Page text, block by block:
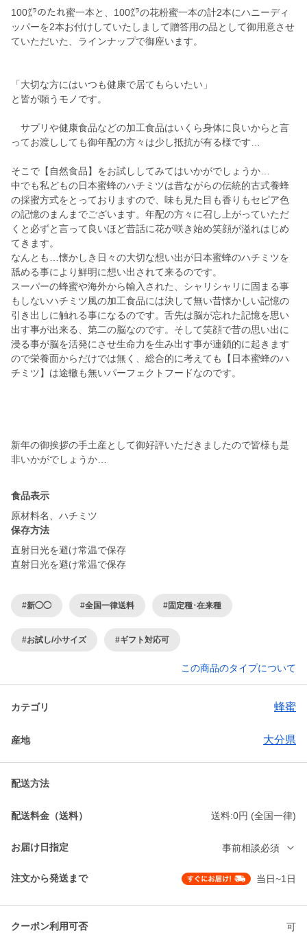
100㌘のたれ蜜一本と、100㌘の花粉蜜一本の計2本にハニーディ
ッパーを2本お付けしていたしまして贈答用の品として御用意させ
ていただいた、ラインナップで御座います。
「大切な方にはいつも健康で居てもらいたい」
と皆が願うモノです。
サプリや健康食品などの加工食品はいくら身体に良いからと言
ってお渡ししても御年配の方々は少し抵抗が有る様です…
そこで【自然食品】をお試ししてみてはいかがでしょうか…
中でも私どもの日本蜜蜂のハチミツは昔ながらの伝統的古式養蜂
の採蜜方式をとっておりますので、味も見た目も香りもセピア色
の記憶のまんまでございます。年配の方々に召し上がっていただ
くと必ずと言って良いほど昔話に花が咲き始め笑顔が溢れはじめ
てきます。
なんとも…懐かしき日々の大切な想い出が日本蜜蜂のハチミツを
舐める事により鮮明に想い出されて来るのです。
スーパーの蜂蜜や海外から輸入された、シャリシャリに固まる事
もしないハチミツ風の加工食品には決して無い昔懐かしい記憶の
引き出しに触れる事になるのです。舌先は脳が忘れた記憶を思い
出す事が出来る、第二の脳なのです。そして笑顔で昔の思い出に
浸る事が脳を活発にさせ生命力を生み出す事が連鎖的に起きます
ので栄養面からだけでは無く、総合的に考えても【日本蜜蜂のハ
チミツ】は途轍も無いパーフェクトフードなのです。
新年の御挨拶の手土産として御好評いただきましたので皆様も是
食品表示
原材料名、ハチミツ
保存方法
直射日光を避け常温で保存
直射日光を避け常温で保存
#新◯◯ #全国一律送料 #固定種･在来種
#お試し/小サイズ #ギフト対応可
この商品のタイプについて
カテゴリ 蜂蜜
産地 大分県
配送方法
配送料金（送料） 送料:0円 (全国一律)
お届け日指定 事前相談必須
注文から発送まで 当日~1日
クーポン利用可否 可